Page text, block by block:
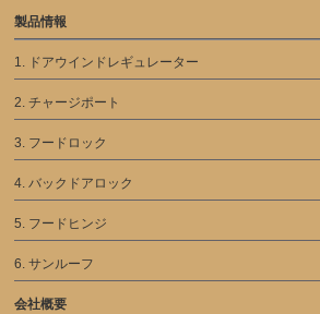
製品情報
1. ドアウインドレギュレーター
2. チャージポート
3. フードロック
4. バックドアロック
5. フードヒンジ
6. サンルーフ
会社概要